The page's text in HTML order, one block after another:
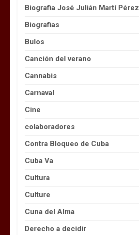
Biografia José Julián Martí Pérez
Biografias
Bulos
Canción del verano
Cannabis
Carnaval
Cine
colaboradores
Contra Bloqueo de Cuba
Cuba Va
Cultura
Culture
Cuna del Alma
Derecho a decidir